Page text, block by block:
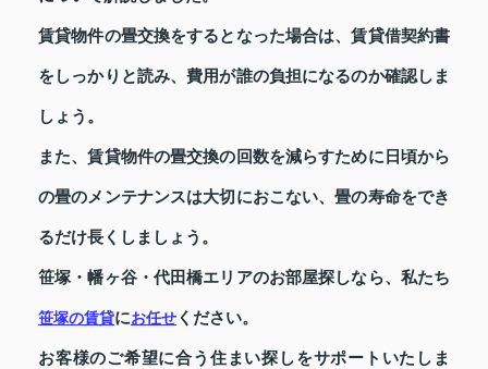
賃貸物件の畳交換をするとなった場合は、賃貸借契約書
をしっかりと読み、費用が誰の負担になるのか確認しま
しょう。
また、賃貸物件の畳交換の回数を減らすために日頃から
の畳のメンテナンスは大切におこない、畳の寿命をでき
るだけ長くしましょう。
笹塚・幡ヶ谷・代田橋エリアのお部屋探しなら、私たち
笹塚の賃貸にお任せ ください。
お客様のご希望に合う住まい探しをサポートいたしま